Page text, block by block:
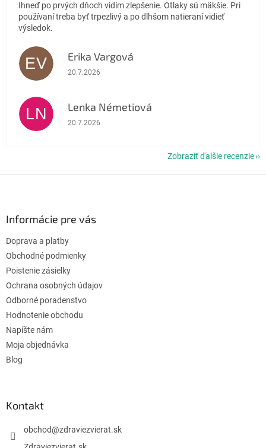
Ihneď po prvých dňoch vidím zlepšenie. Otlaky sú mäkšie. Pri
používaní treba byť trpezlivý a po dlhšom natieraní vidieť
výsledok.
EV Erika Vargová
Hodnotenie obchodu je 5 z 5 hviezdičiek.
20.7.2026
LN Lenka Németiová
Hodnotenie obchodu je 5 z 5 hviezdičiek.
20.7.2026
Zobraziť ďalšie recenzie
Informácie pre vás
Doprava a platby
Obchodné podmienky
Poistenie zásielky
Ochrana osobných údajov
Odborné poradenstvo
Hodnotenie obchodu
Napíšte nám
Moja objednávka
Blog
Kontakt
obchod@zdraviezvierat.sk